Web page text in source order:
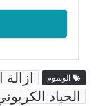
الوسوم
الحياد